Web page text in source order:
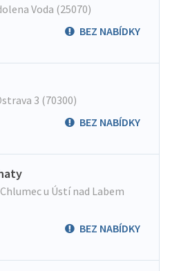
Voda (25070)
BEZ NABÍDKY
3 (70300)
BEZ NABÍDKY
Chlumec u Ústí nad Labem
BEZ NABÍDKY